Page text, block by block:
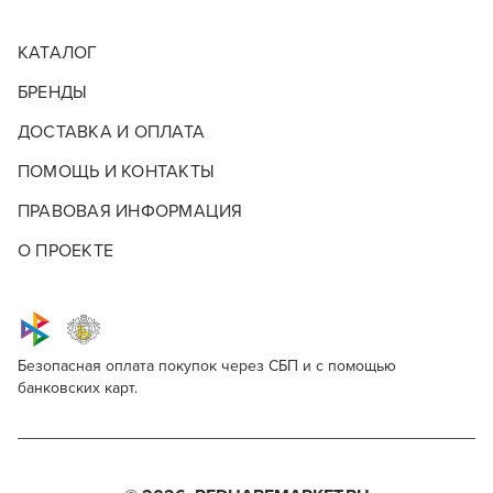
КАТАЛОГ
БРЕНДЫ
ДОСТАВКА И ОПЛАТА
ПОМОЩЬ И КОНТАКТЫ
ПРАВОВАЯ ИНФОРМАЦИЯ
О ПРОЕКТЕ
Безопасная оплата покупок через СБП и с помощью
банковских карт.